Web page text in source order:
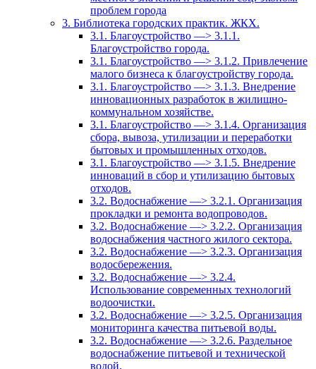
проблем города
3. Библиотека городских практик. ЖКХ.
3.1. Благоустройство —> 3.1.1.
Благоустройство города.
3.1. Благоустройство —> 3.1.2. Привлечение
малого бизнеса к благоустройству города.
3.1. Благоустройство —> 3.1.3. Внедрение
инновационных разработок в жилищно-
коммунальном хозяйстве.
3.1. Благоустройство —> 3.1.4. Организация
сбора, вывоза, утилизации и переработки
бытовых и промышленных отходов.
3.1. Благоустройство —> 3.1.5. Внедрение
инноваций в сбор и утилизацию бытовых
отходов.
3.2. Водоснабжение —> 3.2.1. Организация
прокладки и ремонта водопроводов.
3.2. Водоснабжение —> 3.2.2. Организация
водоснабжения частного жилого сектора.
3.2. Водоснабжение —> 3.2.3. Организация
водосбережения.
3.2. Водоснабжение —> 3.2.4.
Использование современных технологий
водоочистки.
3.2. Водоснабжение —> 3.2.5. Организация
мониторинга качества питьевой воды.
3.2. Водоснабжение —> 3.2.6. Раздельное
водоснабжение питьевой и технической
водой.